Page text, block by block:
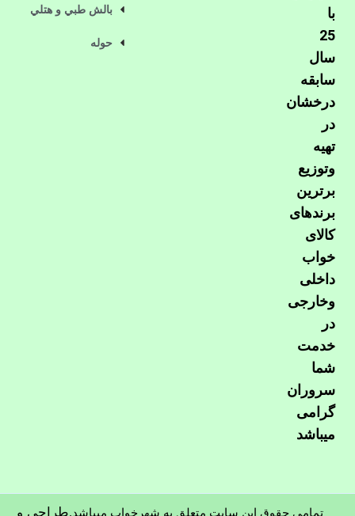
با
25
سال
سابقه
درخشان
در
تهیه
وتوزیع
برترین
برندهای
کالای
خواب
داخلی
وخارجی
در
خدمت
شما
سروران
گرامی
میباشد
بالش طبي و هتلي
حوله
تمامی حقوق این سایت متعلق به شهرخواب میباشد.طراحی و